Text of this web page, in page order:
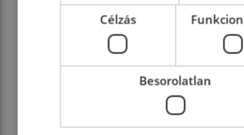
próbálta felhívni a figyelmet az
béke fontosságára
. A busz pedig
május 8-án, azaz pontosan a második
befejezésének 77-ik évfordulóján
Limerick városába. Maratoni futása
látványosan végrehajtott műszaki
számos fontos és aktuális üzenetet is
Célzás
Besorolatlan